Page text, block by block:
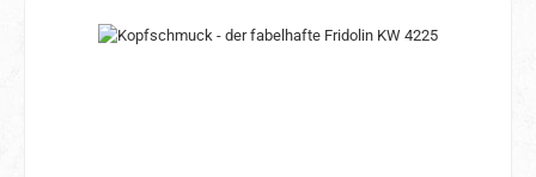
Bildergalerie überspringen